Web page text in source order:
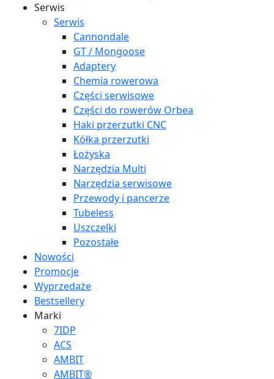
Serwis
Serwis
Cannondale
GT / Mongoose
Adaptery
Chemia rowerowa
Części serwisowe
Części do rowerów Orbea
Haki przerzutki CNC
Kółka przerzutki
Łożyska
Narzędzia Multi
Narzędzia serwisowe
Przewody i pancerze
Tubeless
Uszczelki
Pozostałe
Nowości
Promocje
Wyprzedaże
Bestsellery
Marki
7IDP
ACS
AMBIT
AMBIT®